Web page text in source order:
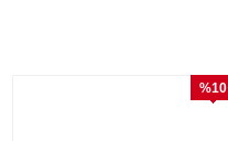
%10